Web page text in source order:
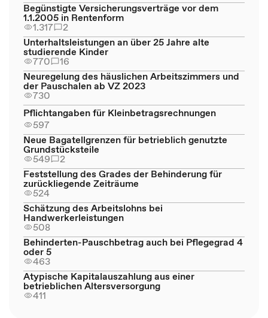
Begünstigte Versicherungsverträge vor dem
1.1.2005 in Rentenform
1.317
2
Unterhaltsleistungen an über 25 Jahre alte
studierende Kinder
770
16
Neuregelung des häuslichen Arbeitszimmers und
der Pauschalen ab VZ 2023
730
Pflichtangaben für Kleinbetragsrechnungen
597
Neue Bagatellgrenzen für betrieblich genutzte
Grundstücksteile
549
2
Feststellung des Grades der Behinderung für
zurückliegende Zeiträume
524
Schätzung des Arbeitslohns bei
Handwerkerleistungen
508
Behinderten-Pauschbetrag auch bei Pflegegrad 4
oder 5
463
Atypische Kapitalauszahlung aus einer
betrieblichen Altersversorgung
411